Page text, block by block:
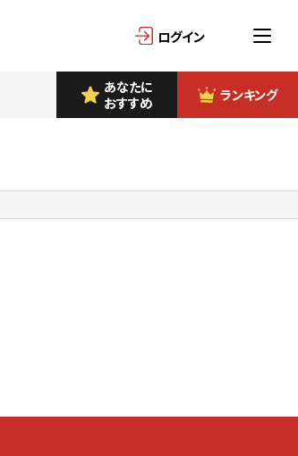
ログイン
あなたに
おすすめ
ランキング